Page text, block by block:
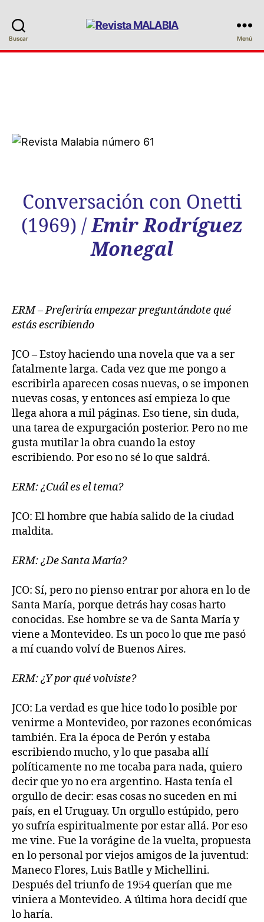
Buscar
MALABIA
Menú
Conversación con Onetti
(1969) /Emir Rodríguez
Monegal
ERM – Preferiría empezar preguntándote qué
estás escribiendo
JCO – Estoy haciendo una novela que va a ser
fatalmente larga. Cada vez que me pongo a
escribirla aparecen cosas nuevas, o se imponen
nuevas cosas, y entonces así empieza lo que
llega ahora a mil páginas. Eso tiene, sin duda,
una tarea de expurgación posterior. Pero no me
gusta mutilar la obra cuando la estoy
escribiendo. Por eso no sé lo que saldrá.
ERM: ¿Cuál es el tema?
JCO: El hombre que había salido de la ciudad
maldita.
ERM: ¿De Santa María?
JCO: Sí, pero no pienso entrar por ahora en lo de
Santa María, porque detrás hay cosas harto
conocidas. Ese hombre se va de Santa María y
viene a Montevideo. Es un poco lo que me pasó
a mí cuando volví de Buenos Aires.
ERM: ¿Y por qué volviste?
JCO: La verdad es que hice todo lo posible por
venirme a Montevideo, por razones económicas
también. Era la época de Perón y estaba
escribiendo mucho, y lo que pasaba allí
políticamente no me tocaba para nada, quiero
decir que yo no era argentino. Hasta tenía el
orgullo de decir: esas cosas no suceden en mi
país, en el Uruguay. Un orgullo estúpido, pero
yo sufría espiritualmente por estar allá. Por eso
me vine. Fue la vorágine de la vuelta, propuesta
en lo personal por viejos amigos de la juventud:
Maneco Flores, Luis Batlle y Michellini.
Después del triunfo de 1954 querían que me
viniera a Montevideo. A última hora decidí que
lo haría.